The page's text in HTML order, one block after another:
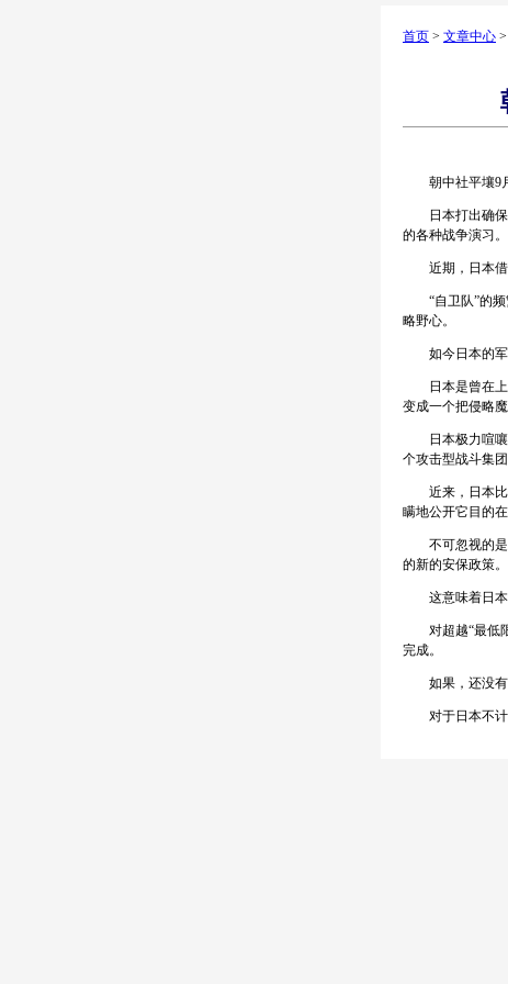
首页 > 文章中心 >
朝中社平壤9月
日本打出确保
的各种战争演习。
近期，日本借
“自卫队”的频
略野心。
如今日本的军
日本是曾在上
变成一个把侵略
日本极力喧嚷“
个攻击型战斗集团
近来，日本比
瞒地公开它目的
不可忽视的是
的新的安保政策。
这意味着日本也
对超越“最低限
完成。
如果，还没有洗
对于日本不计